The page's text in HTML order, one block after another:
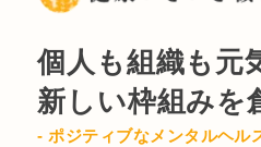
個人も組織も元
新しい枠組みを
- ポジティブなメンタルヘル